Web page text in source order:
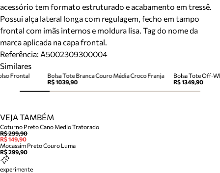
acessório tem formato estruturado e acabamento em tressê.
Possui alça lateral longa com regulagem, fecho em tampo
frontal com imãs internos e moldura lisa. Tag do nome da
marca aplicada na capa frontal.
Referência: A5002309300004
Similares
Bolsa Tote Branca Couro Média Croco Franja
R$ 1039,90
Bolsa Tote Off-
R$ 1349,90
Frontal
VEJA TAMBÉM
Coturno Preto Cano Medio Tratorado
R$ 299,90
R$ 149,90
Mocassim Preto Couro Luma
R$ 299,90
experimente